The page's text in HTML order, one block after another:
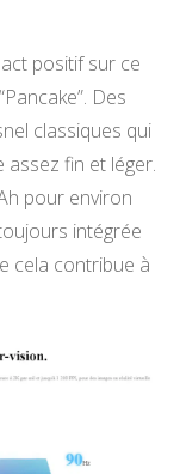
positif sur ce
Des
classiques qui
fin et léger.
pour environ
intégrée
cela contribue à